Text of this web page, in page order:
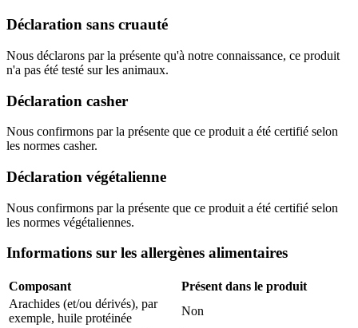
Déclaration sans cruauté
Nous déclarons par la présente qu'à notre connaissance, ce produit
n'a pas été testé sur les animaux.
Déclaration casher
Nous confirmons par la présente que ce produit a été certifié selon
les normes casher.
Déclaration végétalienne
Nous confirmons par la présente que ce produit a été certifié selon
les normes végétaliennes.
Informations sur les allergènes alimentaires
Composant
Présent dans le produit
Arachides (et/ou dérivés), par
exemple, huile protéinée
Non